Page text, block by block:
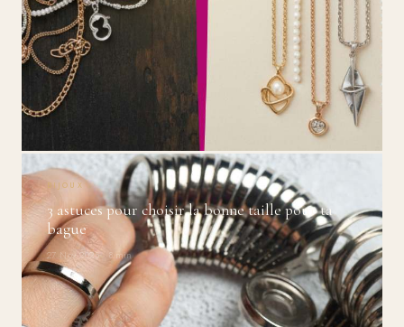
BIJOUX
3 astuces pour choisir la bonne taille pour ta
bague
27 Nov 2025 · 8 min